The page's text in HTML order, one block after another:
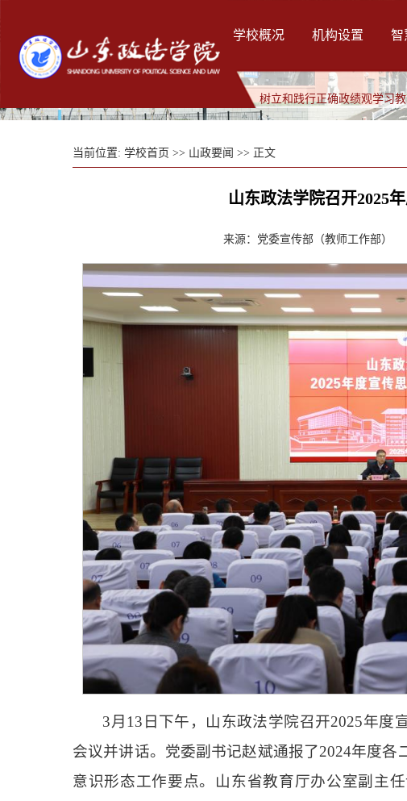
学校概况 机构设置 智
树立和践行正确政绩观学习
当前位置: 学校首页 >> 山政要闻 >> 正文
山东政法学院召开2025
来源：党委宣传部（教师工作部）
3月13日下午，山东政法学院召开2025年度
会议并讲话。党委副书记赵斌通报了2024年度
意识形态工作要点。山东省教育厅办公室副主